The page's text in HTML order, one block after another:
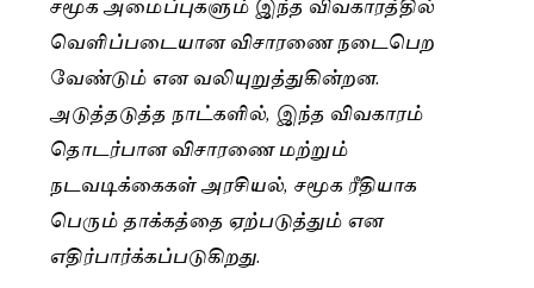
வெளிப்படையான விசாரணை நடைபெற
வேண்டும் என வலியுறுத்துகின்றன.
அடுத்தடுத்த நாட்களில், இந்த விவகாரம்
தொடர்பான விசாரணை மற்றும்
நடவடிக்கைகள் அரசியல், சமூக ரீதியாக
பெரும் தாக்கத்தை ஏற்படுத்தும் என
எதிர்பார்க்கப்படுகிறது.